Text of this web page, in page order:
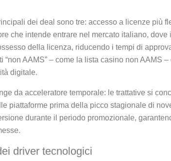
dei deal sono tre: accesso a licenze più
che intende entrare nel mercato italiano,
della licenza, riducendo i tempi di
“non AAMS” – come la lista casino non
digitale.
da acceleratore temporale: le trattative si
piattaforme prima della picco stagionale di
durante il periodo promozionale,
driver tecnologici